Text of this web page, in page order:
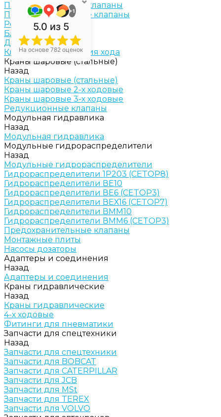
Последовательные клапаны
Предохранительные клапаны
Регуляторы расхода
Блоки клапанные
Диверторы
Клапаны ограничения хода
Краны шаровые (стальные)
Назад
Краны шаровые (стальные)
Краны шаровые 2-х ходовые
Краны шаровые 3-х ходовые
Редукционные клапаны
Модульная гидравлика
Назад
Модульная гидравлика
Модульные гидрораспределители
Назад
Модульные гидрораспределители
Гидрораспределители 1Р203 (CETOP8)
Гидрораспределители ВЕ10
Гидрораспределители ВЕ6 (CETOP3)
Гидрораспределители ВЕХ16 (CETOP7)
Гидрораспределители ВММ10
Гидрораспределители ВММ6 (CETOP3)
Предохранительные клапаны
Монтажные плиты
Насосы дозаторы
Адаптеры и соединения
Назад
Адаптеры и соединения
Краны гидравлические
Назад
Краны гидравлические
4-х ходовые
Фитинги для пневматики
Запчасти для спецтехники
Назад
Запчасти для спецтехники
Запчасти для BOBCAT
Запчасти для CATERPILLAR
Запчасти для JCB
Запчасти для MSt
Запчасти для TEREX
Запчасти для VOLVO
+1
5.0 из 5
На основе 782 оценок